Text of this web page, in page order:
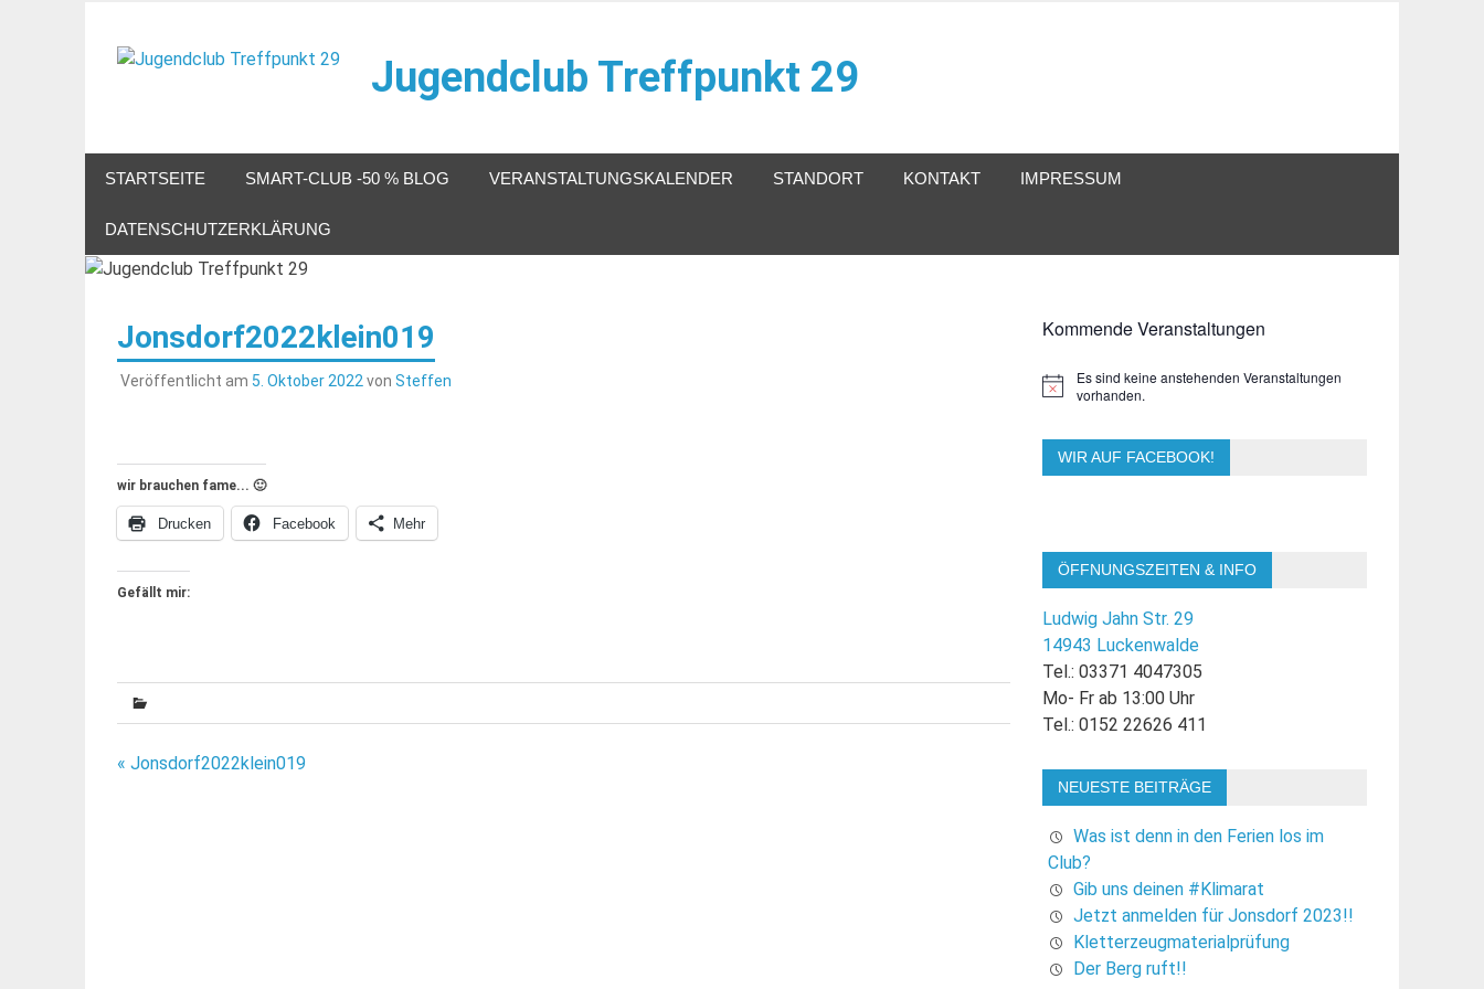
springen
Jugendclub Treffpunkt 29
STARTSEITE SMART-CLUB -50 % BLOG VERANSTALTUNGSKALENDER STANDORT KONTAKT IMPRESSUM
DATENSCHUTZERKLÄRUNG
Jonsdorf2022klein019
Veröffentlicht am 5. Oktober 2022 von Steffen
wir brauchen fame... 🙂
Drucken Facebook Mehr
Gefällt mir:
Beitragsnavigation
« Jonsdorf2022klein019
Kommende Veranstaltungen
Hinweis
Es sind keine anstehenden Veranstaltungen
vorhanden.
WIR AUF FACEBOOK!
ÖFFNUNGSZEITEN & INFO
Ludwig Jahn Str. 29
14943 Luckenwalde
Tel.: 03371 4047305
Mo- Fr ab 13:00 Uhr
Tel.: 0152 22626 411
NEUESTE BEITRÄGE
Was ist denn in den Ferien los im
Club?
Gib uns deinen #Klimarat
Jetzt anmelden für Jonsdorf 2023!!
Kletterzeugmaterialprüfung
Der Berg ruft!!